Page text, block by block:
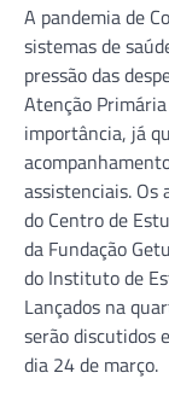
A pandemia de
sistemas de
pressão das
Atenção
importância, já
assistenciais.
do Centro de
da Fundação
do Instituto de
Lançados na
serão discutidos
dia 24 de março.